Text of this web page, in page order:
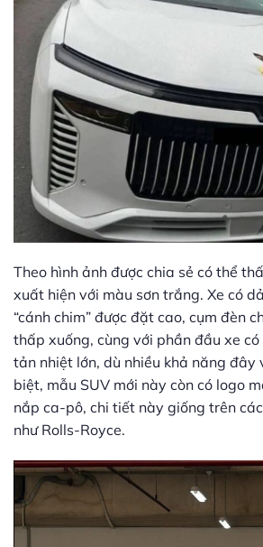
Theo hình ảnh được chia sẻ có thể
xuất hiện với màu sơn trắng. Xe có
“cánh chim” được đặt cao, cụm đèn
thấp xuống, cùng với phần đầu xe
tản nhiệt lớn, dù nhiều khả năng đây
biệt, mẫu SUV mới này còn có logo
nắp ca-pô, chi tiết này giống trên
như Rolls-Royce.